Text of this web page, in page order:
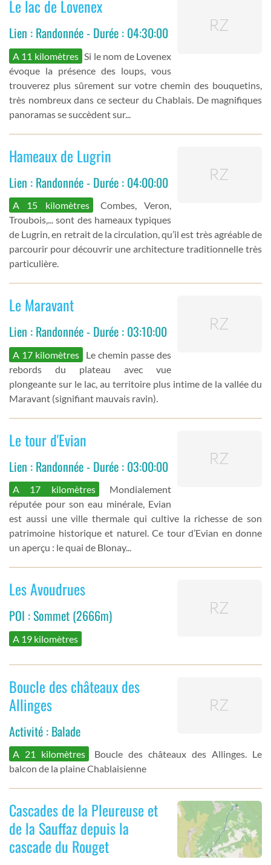
Le lac de Lovenex
Lien : Randonnée - Durée : 04:30:00
A 11 kilomètres Si le nom de Lovenex
évoque la présence des loups, vous
trouverez plus sûrement sur votre chemin des bouquetins,
très nombreux dans ce secteur du Chablais. De magnifiques
panoramas se succèdent sur...
Hameaux de Lugrin
Lien : Randonnée - Durée : 04:00:00
A 15 kilomètres
Combes, Veron,
Troubois,... sont des hameaux typiques
de Lugrin, en retrait de la circulation, qu’il est très agréable de
parcourir pour découvrir une architecture traditionnelle très
particulière.
Le Maravant
Lien : Randonnée - Durée : 03:10:00
A 17 kilomètres
Le chemin passe des
rebords du plateau avec vue
plongeante sur le lac, au territoire plus intime de la vallée du
Maravant (signifiant mauvais ravin).
Le tour d'Evian
Lien : Randonnée - Durée : 03:00:00
A 17 kilomètres
Mondialement
réputée pour son eau minérale, Evian
est aussi une ville thermale qui cultive la richesse de son
patrimoine historique et naturel. Ce tour d’Evian en donne
un aperçu : le quai de Blonay...
Les Avoudrues
POI : Sommet (2666m)
A 19 kilomètres
Boucle des châteaux des
Allinges
Activité : Balade
A 21 kilomètres
Boucle des châteaux des Allinges. Le
balcon de la plaine Chablaisienne
Cascades de la Pleureuse et
de la Sauffaz depuis la
cascade du Rouget